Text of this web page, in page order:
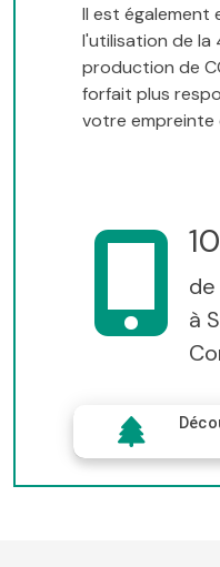
Il est également
l'utilisation de la
production de
forfait plus
votre empreinte
à